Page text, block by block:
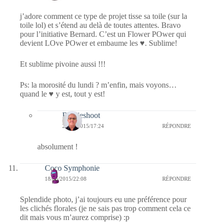
j’adore comment ce type de projet tisse sa toile (sur la
toile lol) et s’étend au delà de toutes attentes. Bravo
pour l’initiative Bernard. C’est un Flower POwer qui
devient LOve POwer et embaume les ♥. Sublime!
Et sublime pivoine aussi !!!
Ps: la morosité du lundi ? m’enfin, mais voyons…
quand le ♥ y est, tout y est!
Bernieshoot
24/05/2015/17:24 RÉPONDRE
absolument !
Coco Symphonie
18/05/2015/22:08 RÉPONDRE
Splendide photo, j’ai toujours eu une préférence pour
les clichés florales (je ne sais pas trop comment cela ce
dit mais vous m’aurez comprise) :p